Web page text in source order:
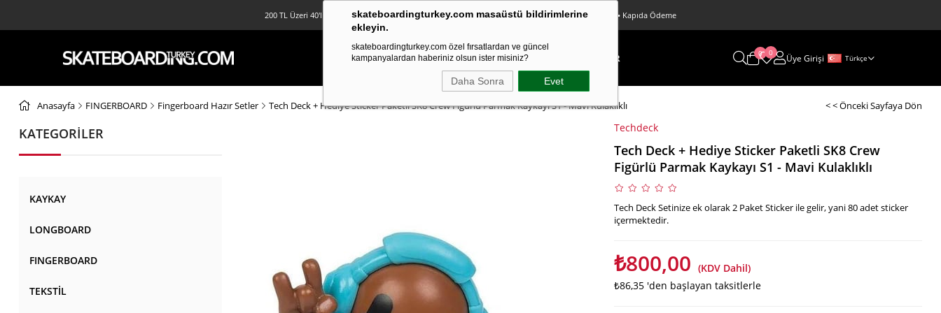
skateboardingturkey.com masaüstü bildirimlerine
ekleyin.
skateboardingturkey.com özel fırsatlardan ve güncel
kampanyalardan haberiniz olsun ister misiniz?
Daha Sonra Evet
200 TL Üzeri 40'lı Sticker Paketi Hediye • Ücretsiz Kargo • Sürpriz Hediyeler • Peşin Fiyatına 3 Taksit • Kapıda Ödeme
KAYKAYLONGBOARDFINGERBOARDTEKSTİL KAMPANYALAR 0 0 Üye Girişi Türkçe
Anasayfa FINGERBOARD Fingerboard Hazır Setler Tech Deck + Hediye Sticker Paketli SK8 Crew Figürlü Parmak Kaykayı S1 - Mavi Kulaklıklı < < Önceki Sayfaya Dön
KATEGORİLER
KAYKAY
LONGBOARD
FINGERBOARD
TEKSTİL
Techdeck
Tech Deck + Hediye Sticker Paketli SK8 Crew
Figürlü Parmak Kaykayı S1 - Mavi Kulaklıklı
Tech Deck Setinize ek olarak 2 Paket Sticker ile gelir, yani 80 adet sticker
içermektedir.
₺800,00 (KDV Dahil)
₺86,35 'den başlayan taksitlerle